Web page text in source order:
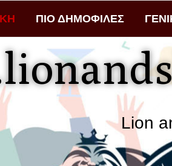
ΠΙΟ ΔΗΜΟΦΙΛΕΣ
Lion and